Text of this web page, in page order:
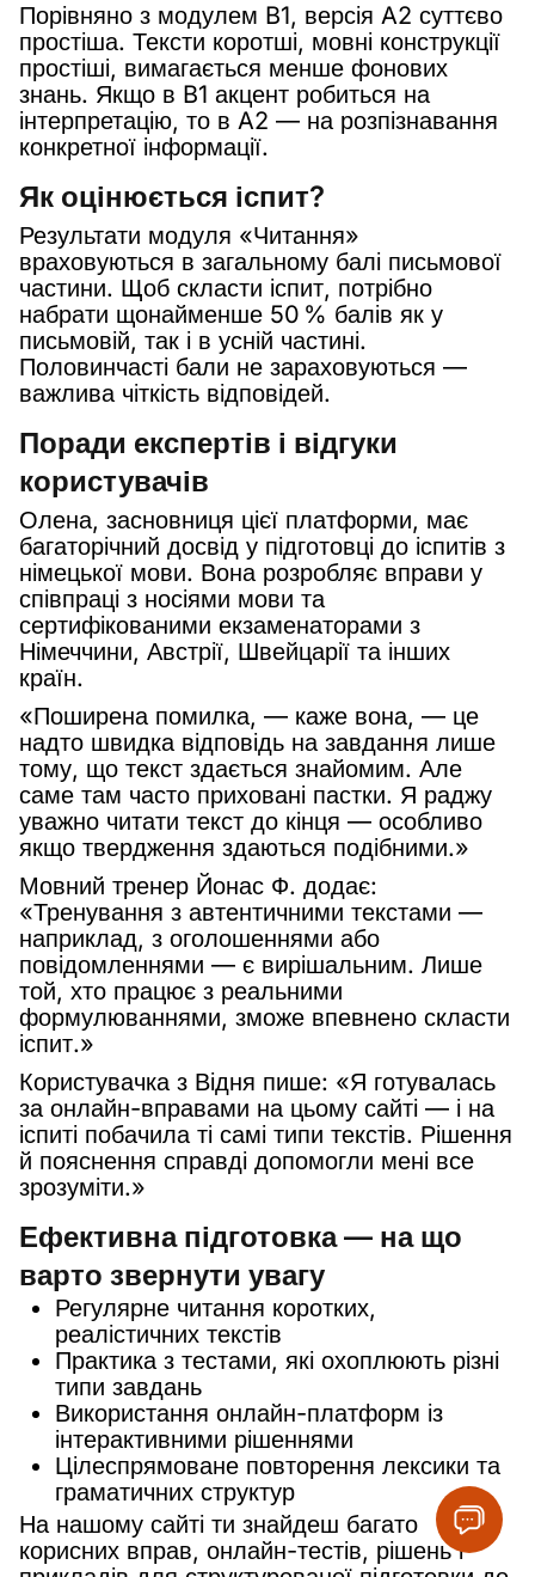
Порівняно з модулем B1, версія A2 суттєво
простіша. Тексти коротші, мовні конструкції
простіші, вимагається менше фонових
знань. Якщо в B1 акцент робиться на
інтерпретацію, то в A2 — на розпізнавання
конкретної інформації.
Як оцінюється іспит?
Результати модуля «Читання»
враховуються в загальному балі письмової
частини. Щоб скласти іспит, потрібно
набрати щонайменше 50 % балів як у
письмовій, так і в усній частині.
Половинчасті бали не зараховуються —
важлива чіткість відповідей.
Поради експертів і відгуки
користувачів
Олена, засновниця цієї платформи, має
багаторічний досвід у підготовці до іспитів з
німецької мови. Вона розробляє вправи у
співпраці з носіями мови та
сертифікованими екзаменаторами з
Німеччини, Австрії, Швейцарії та інших
країн.
«Поширена помилка, — каже вона, — це
надто швидка відповідь на завдання лише
тому, що текст здається знайомим. Але
саме там часто приховані пастки. Я раджу
уважно читати текст до кінця — особливо
якщо твердження здаються подібними.»
Мовний тренер Йонас Ф. додає:
«Тренування з автентичними текстами —
наприклад, з оголошеннями або
повідомленнями — є вирішальним. Лише
той, хто працює з реальними
формулюваннями, зможе впевнено скласти
іспит.»
Користувачка з Відня пише: «Я готувалась
за онлайн-вправами на цьому сайті — і на
іспиті побачила ті самі типи текстів. Рішення
й пояснення справді допомогли мені все
зрозуміти.»
Ефективна підготовка — на що
варто звернути увагу
Регулярне читання коротких,
реалістичних текстів
Практика з тестами, які охоплюють різні
типи завдань
Використання онлайн-платформ із
інтерактивними рішеннями
Цілеспрямоване повторення лексики та
граматичних структур
На нашому сайті ти знайдеш багато
корисних вправ, онлайн-тестів, рішень і